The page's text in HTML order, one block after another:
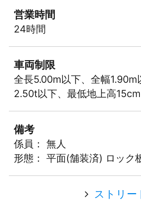
営業時間
24時間
車両制限
全長5.00m以下、全幅1.90m
2.50t以下、最低地上高
備考
係員： 無人
形態： 平面(舗装済) ロック
ストリー